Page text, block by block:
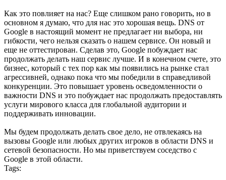
Как это повлияет на нас? Еще слишком рано говорить, но в
основном я думаю, что для нас это хорошая вещь. DNS от
Google в настоящий момент не предлагает ни выбора, ни
гибкости, чего нельзя сказать о нашем сервисе. Он новый и
еще не оттестирован. Сделав это, Google побуждает нас
продолжать делать наш сервис лучше. И в конечном счете, это
бизнес, который с тех пор как мы появились на рынке стал
агрессивней, однако пока что мы победили в справедливой
конкуренции. Это повышает уровень осведомленности о
важности DNS и это побуждает нас продолжать предоставлять
услуги мирового класса для глобальной аудитории и
поддерживать инновации.
Мы будем продолжать делать свое дело, не отвлекаясь на
вызовы Google или любых других игроков в области DNS и
сетевой безопасности. Но мы приветствуем соседство с
Google в этой области.
Tags: